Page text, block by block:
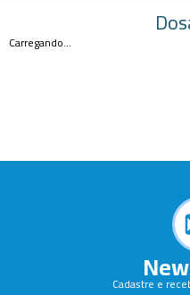
Carregando...
Cadastre e